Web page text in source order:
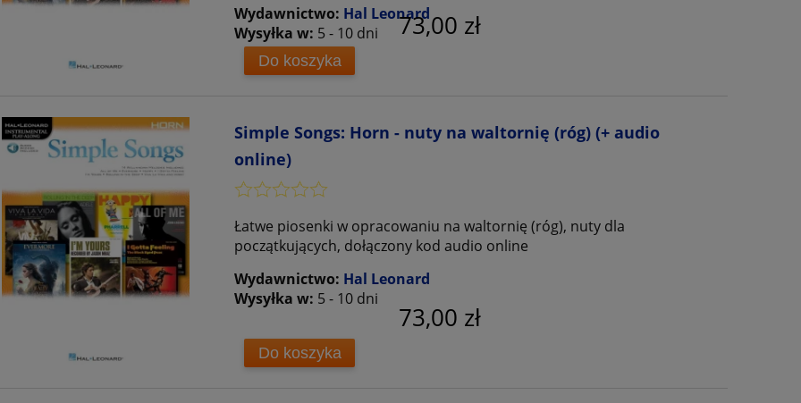
Wydawnictwo: Hal Leonard
Wysyłka w: 5 - 10 dni 73,00 zł
Do koszyka
Simple Songs: Horn - nuty na waltornię (róg) (+ audio
online)
Łatwe piosenki w opracowaniu na waltornię (róg), nuty dla
początkujących, dołączony kod audio online
Wydawnictwo: Hal Leonard
Wysyłka w: 5 - 10 dni
73,00 zł
Do koszyka